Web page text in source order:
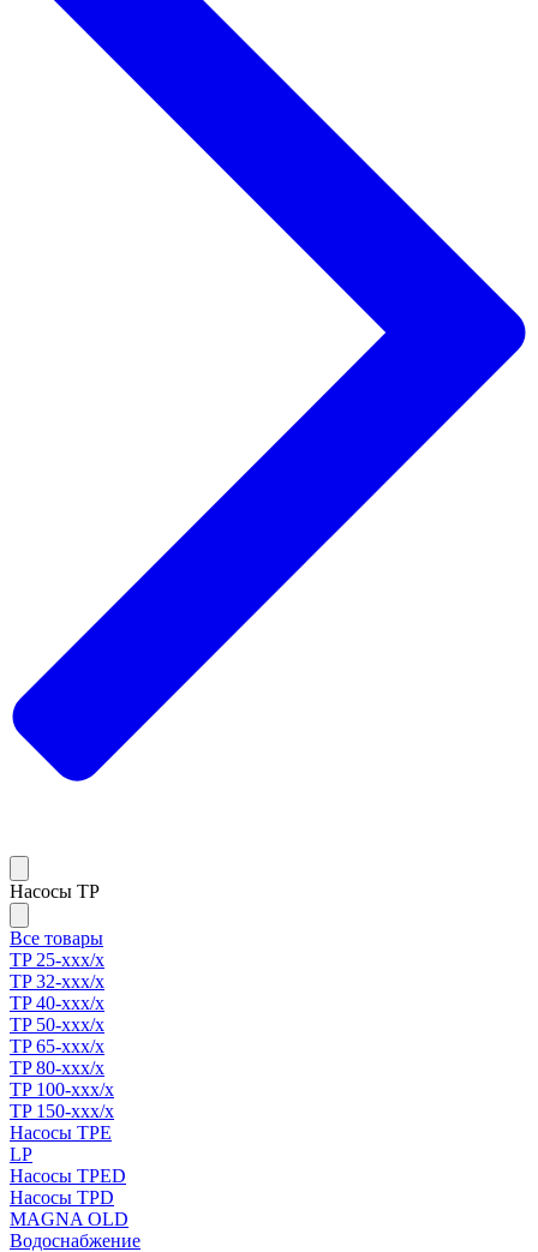
Насосы TP
Все товары
TP 25-xxx/x
TP 32-xxx/x
TP 40-xxx/x
TP 50-xxx/x
TP 65-xxx/x
TP 80-xxx/x
TP 100-xxx/x
TP 150-xxx/x
Насосы TPE
LP
Насосы TPED
Насосы TPD
MAGNA OLD
Водоснабжение